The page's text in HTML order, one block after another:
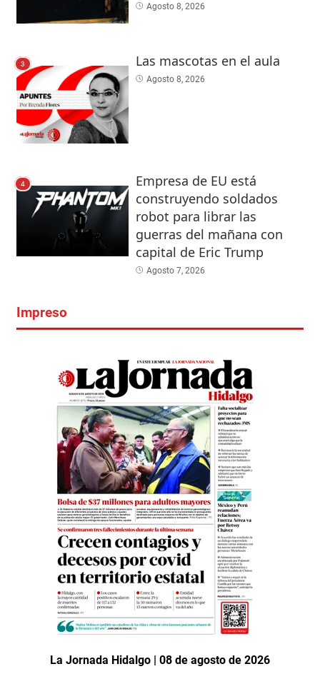
Agosto 8, 2026
3 Las mascotas en el aula
Agosto 8, 2026
4
Empresa de EU está
construyendo soldados
robot para librar las
guerras del mañana con
capital de Eric Trump
Agosto 7, 2026
Impreso
La Jornada Hidalgo | 08 de agosto de 2026